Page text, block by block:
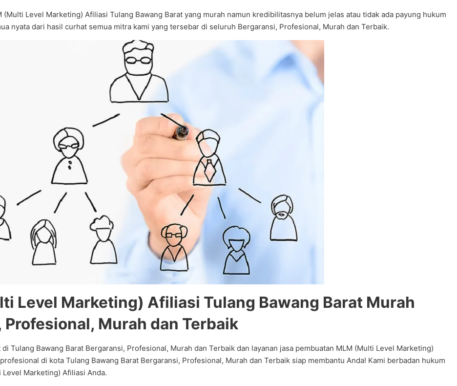
Level Marketing) Afiliasi Tulang Bawang Barat yang murah namun kredibilitasnya belum jelas atau tidak ada payung hukum
nyata dari hasil curhat semua mitra kami yang tersebar di seluruh Bergaransi, Profesional, Murah dan Terbaik.
Level Marketing) Afiliasi Tulang Bawang Barat Murah
Murah dan Terbaik
Tulang Bawang Barat Bergaransi, Profesional, Murah dan Terbaik dan layanan jasa pembuatan MLM (Multi Level Marketing)
di kota Tulang Bawang Barat Bergaransi, Profesional, Murah dan Terbaik siap membantu Anda! Kami berbadan hukum
Marketing) Afiliasi Anda.